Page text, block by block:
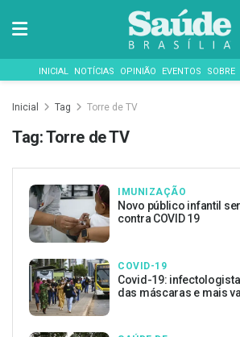
INICIAL NOTÍCIAS OPINIÃO EVENTOS SOBRE
Inicial Tag Torre de TV
Tag:Torre de TV
IMUNIZAÇÃO
Novo público infantil
contra COVID 19
COVID-19
Covid-19:
das máscaras e mais